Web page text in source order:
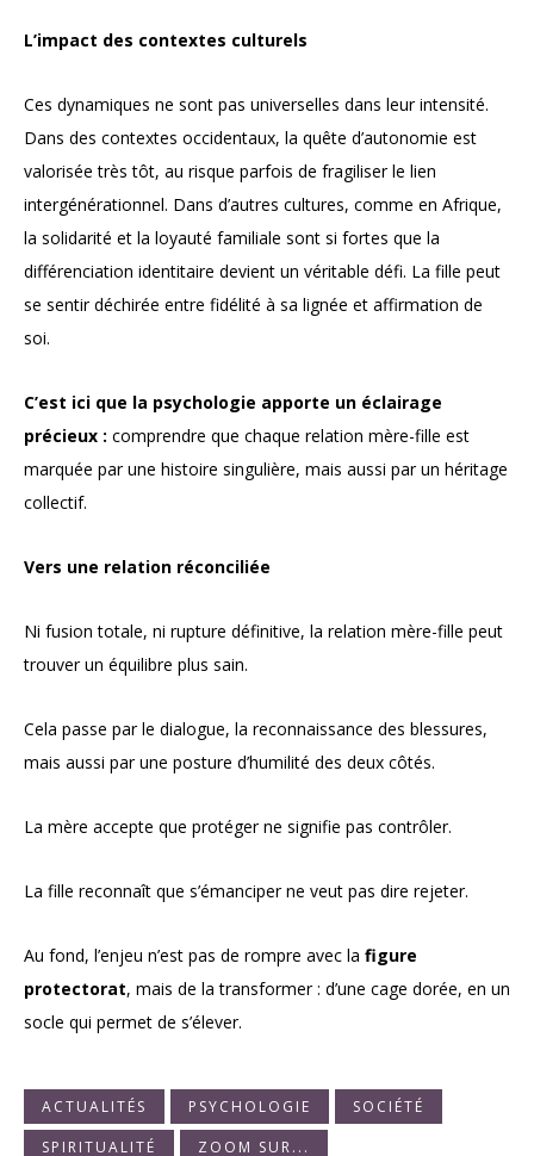
L’impact des contextes culturels
Ces dynamiques ne sont pas universelles dans leur intensité.
Dans des contextes occidentaux, la quête d’autonomie est
valorisée très tôt, au risque parfois de fragiliser le lien
intergénérationnel. Dans d’autres cultures, comme en Afrique,
la solidarité et la loyauté familiale sont si fortes que la
différenciation identitaire devient un véritable défi. La fille peut
se sentir déchirée entre fidélité à sa lignée et affirmation de
soi.
C’est ici que la psychologie apporte un éclairage
précieux : comprendre que chaque relation mère-fille est
marquée par une histoire singulière, mais aussi par un héritage
collectif.
Vers une relation réconciliée
Ni fusion totale, ni rupture définitive, la relation mère-fille peut
trouver un équilibre plus sain.
Cela passe par le dialogue, la reconnaissance des blessures,
mais aussi par une posture d’humilité des deux côtés.
La mère accepte que protéger ne signifie pas contrôler.
La fille reconnaît que s’émanciper ne veut pas dire rejeter.
Au fond, l’enjeu n’est pas de rompre avec la figure
protectorat, mais de la transformer : d’une cage dorée, en un
socle qui permet de s’élever.
ACTUALITÉS PSYCHOLOGIE
SOCIÉTÉ
SPIRITUALITÉ
ZOOM SUR...